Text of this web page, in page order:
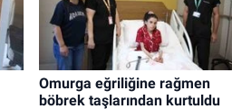
Omurga eğriliğine rağmen
böbrek taşlarından kurtuldu